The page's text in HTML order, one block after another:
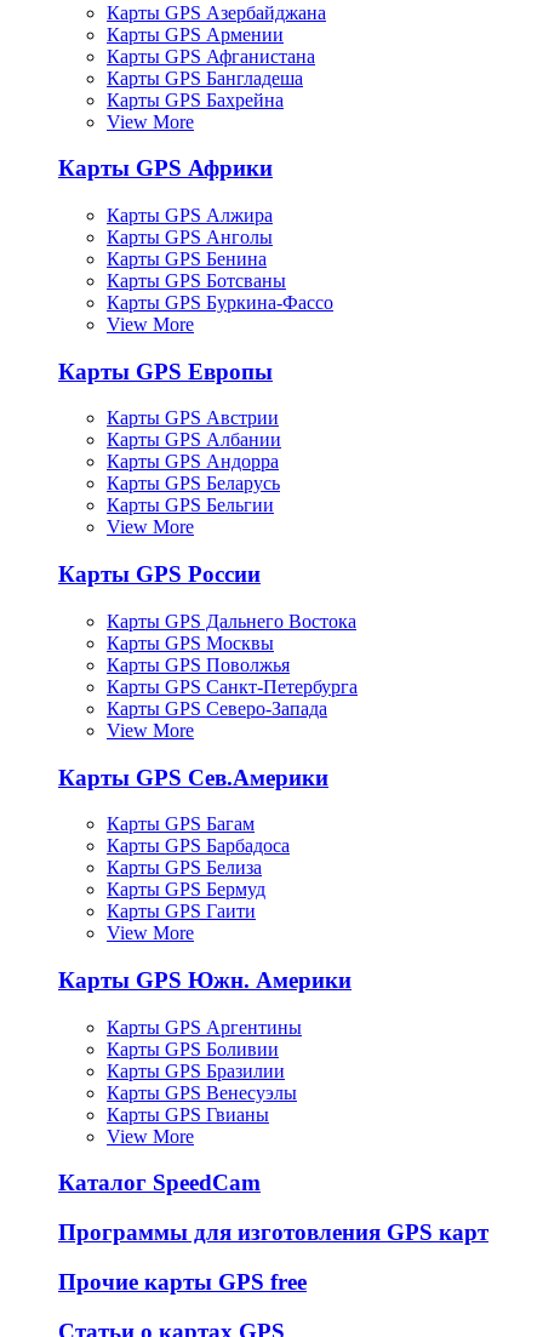
Карты GPS Азербайджана
Карты GPS Армении
Карты GPS Афганистана
Карты GPS Бангладеша
Карты GPS Бахрейна
View More
Карты GPS Африки
Карты GPS Алжира
Карты GPS Анголы
Карты GPS Бенина
Карты GPS Ботсваны
Карты GPS Буркина-Фассо
View More
Карты GPS Европы
Карты GPS Австрии
Карты GPS Албании
Карты GPS Андорра
Карты GPS Беларусь
Карты GPS Бельгии
View More
Карты GPS России
Карты GPS Дальнего Востока
Карты GPS Москвы
Карты GPS Поволжья
Карты GPS Санкт-Петербурга
Карты GPS Северо-Запада
View More
Карты GPS Сев.Америки
Карты GPS Багам
Карты GPS Барбадоса
Карты GPS Белиза
Карты GPS Бермуд
Карты GPS Гаити
View More
Карты GPS Южн. Америки
Карты GPS Аргентины
Карты GPS Боливии
Карты GPS Бразилии
Карты GPS Венесуэлы
Карты GPS Гвианы
View More
Каталог SpeedCam
Программы для изготовления GPS карт
Прочие карты GPS free
Статьи о картах GPS